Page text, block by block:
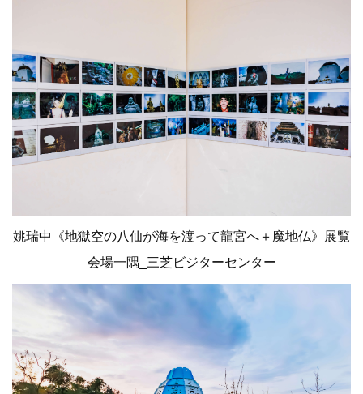
姚瑞中《地獄空の八仙が海を渡って龍宮へ＋魔地仏》展覧
会場一隅_三芝ビジターセンター